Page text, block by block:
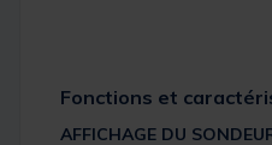
Fonctions et
AFFICHAGE DU